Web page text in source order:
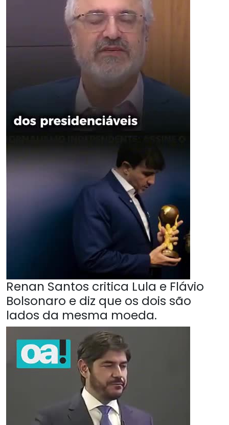
Renan Santos critica Lula e Flávio
Bolsonaro e diz que os dois são
lados da mesma moeda.